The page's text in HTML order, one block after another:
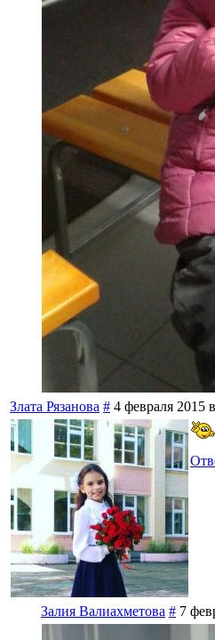
Злата Рязанова # 4 февраля 2015
Залия Валиахметова # 7